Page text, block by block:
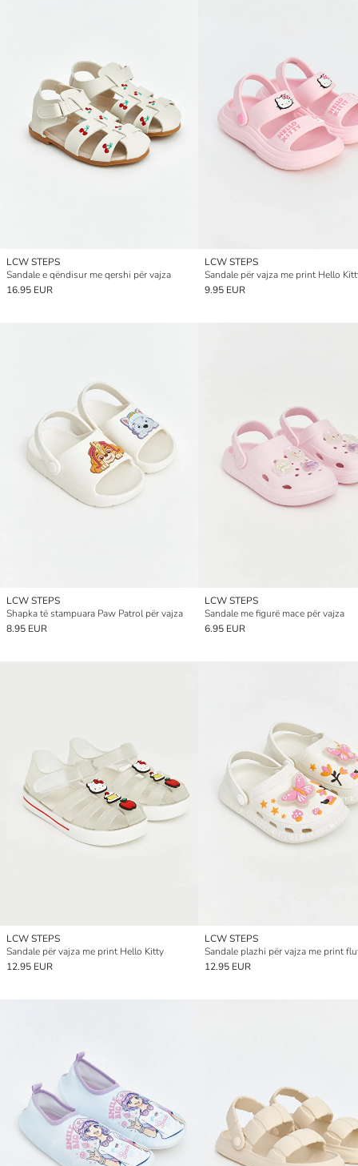
LCW STEPS
Sandale e qëndisur me qershi për vajza
16.95 EUR
LCW STEPS
Sandale për vajza me print Hello
9.95 EUR
LCW STEPS
Shapka të stampuara Paw Patrol për vajza
8.95 EUR
LCW STEPS
Sandale me figurë mace për vajza
6.95 EUR
LCW STEPS
Sandale për vajza me print Hello Kitty
12.95 EUR
LCW STEPS
Sandale plazhi për vajza me print
12.95 EUR